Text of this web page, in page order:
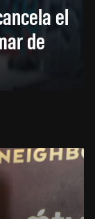
el
de